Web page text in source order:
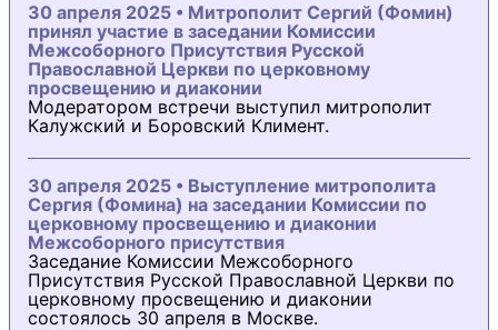
30 апреля 2025 • Митрополит Сергий (Фомин)
принял участие в заседании Комиссии
Межсоборного Присутствия Русской
Православной Церкви по церковному
просвещению и диаконии
Модератором встречи выступил митрополит
Калужский и Боровский Климент.
30 апреля 2025 • Выступление митрополита
Сергия (Фомина) на заседании Комиссии по
церковному просвещению и диаконии
Межсоборного присутствия
Заседание Комиссии Межсоборного
Присутствия Русской Православной Церкви по
церковному просвещению и диаконии
состоялось 30 апреля в Москве.